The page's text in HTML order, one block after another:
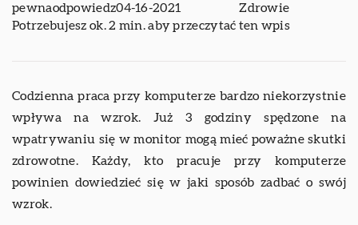
pewnaodpowiedz04-16-2021
Zdrowie
Potrzebujesz ok. 2 min. aby przeczytać ten wpis
Codzienna praca przy komputerze bardzo niekorzystnie
wpływa na wzrok. Już 3 godziny spędzone na
wpatrywaniu się w monitor mogą mieć poważne skutki
zdrowotne. Każdy, kto pracuje przy komputerze
powinien dowiedzieć się w jaki sposób zadbać o swój
wzrok.